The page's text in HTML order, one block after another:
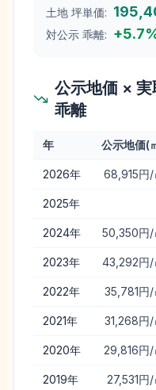
土地 坪単価:
対公示 乖離: +5.7
公示地価 ×
乖離
年 公示地価(
2026年 68,915円/
2025年
2024年 50,350円/
2023年 43,292円/
2022年 35,781円/
2021年 31,268円/
2020年 29,816円/
2019年 27,531円/